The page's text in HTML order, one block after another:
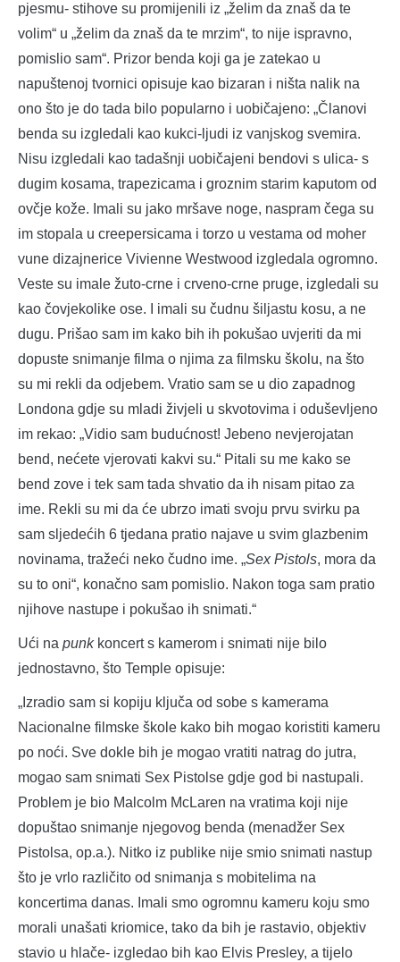
pjesmu- stihove su promijenili iz „želim da znaš da te
volim“ u „želim da znaš da te mrzim“, to nije ispravno,
pomislio sam“. Prizor benda koji ga je zatekao u
napuštenoj tvornici opisuje kao bizaran i ništa nalik na
ono što je do tada bilo popularno i uobičajeno: „Članovi
benda su izgledali kao kukci-ljudi iz vanjskog svemira.
Nisu izgledali kao tadašnji uobičajeni bendovi s ulica- s
dugim kosama, trapezicama i groznim starim kaputom od
ovčje kože. Imali su jako mršave noge, naspram čega su
im stopala u creepersicama i torzo u vestama od moher
vune dizajnerice Vivienne Westwood izgledala ogromno.
Veste su imale žuto-crne i crveno-crne pruge, izgledali su
kao čovjekolike ose. I imali su čudnu šiljastu kosu, a ne
dugu. Prišao sam im kako bih ih pokušao uvjeriti da mi
dopuste snimanje filma o njima za filmsku školu, na što
su mi rekli da odjebem. Vratio sam se u dio zapadnog
Londona gdje su mladi živjeli u skvotovima i oduševljeno
im rekao: „Vidio sam budućnost! Jebeno nevjerojatan
bend, nećete vjerovati kakvi su.“ Pitali su me kako se
bend zove i tek sam tada shvatio da ih nisam pitao za
ime. Rekli su mi da će ubrzo imati svoju prvu svirku pa
sam sljedećih 6 tjedana pratio najave u svim glazbenim
novinama, tražeći neko čudno ime. „Sex Pistols, mora da
su to oni“, konačno sam pomislio. Nakon toga sam pratio
njihove nastupe i pokušao ih snimati.“
Ući na punk koncert s kamerom i snimati nije bilo
jednostavno, što Temple opisuje:
„Izradio sam si kopiju ključa od sobe s kamerama
Nacionalne filmske škole kako bih mogao koristiti kameru
po noći. Sve dokle bih je mogao vratiti natrag do jutra,
mogao sam snimati Sex Pistolse gdje god bi nastupali.
Problem je bio Malcolm McLaren na vratima koji nije
dopuštao snimanje njegovog benda (menadžer Sex
Pistolsa, op.a.). Nitko iz publike nije smio snimati nastup
što je vrlo različito od snimanja s mobitelima na
koncertima danas. Imali smo ogromnu kameru koju smo
morali unašati kriomice, tako da bih je rastavio, objektiv
stavio u hlače- izgledao bih kao Elvis Presley, a tijelo